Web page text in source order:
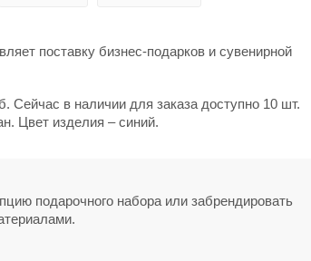
поставку бизнес-подарков и сувенирной
Сейчас в наличии для заказа доступно 10 шт.
Цвет изделия – синий.
подарочного набора или забрендировать